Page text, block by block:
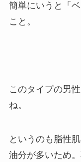
簡単にいうと「
こと。
このタイプの男
ね。
というのも 脂性
油分が多いため。